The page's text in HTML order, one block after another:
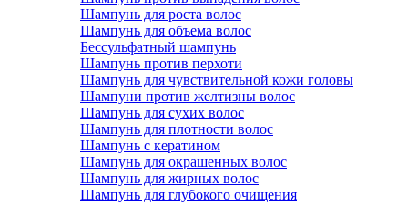
Шампунь для роста волос
Шампунь для объема волос
Бессульфатный шампунь
Шампунь против перхоти
Шампунь для чувствительной кожи головы
Шампуни против желтизны волос
Шампунь для сухих волос
Шампунь для плотности волос
Шампунь с кератином
Шампунь для окрашенных волос
Шампунь для жирных волос
Шампунь для глубокого очищения